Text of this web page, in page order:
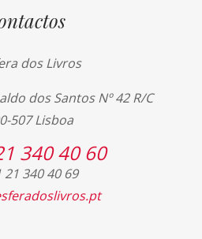
dos Livros
dos Santos Nº 42 R/C
507 Lisboa
340 40 60
21 340 40 69